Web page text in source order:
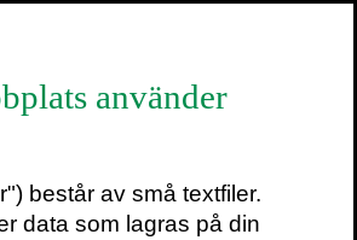
använder
består av små textfiler.
data som lagras på din